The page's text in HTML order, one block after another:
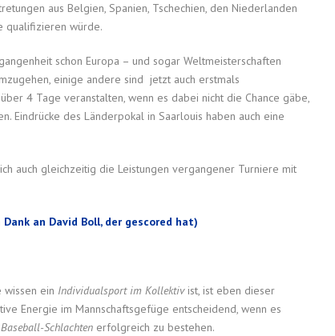
aus Belgien, Spanien, Tschechien, den Niederlanden
qualifizieren würde.
schon Europa – und sogar Weltmeisterschaften
einige andere sind jetzt auch erstmals
4 Tage veranstalten, wenn es dabei nicht die Chance gäbe,
Eindrücke des Länderpokal in Saarlouis haben auch eine
auch gleichzeitig die Leistungen vergangener Turniere mit
an David Boll, der gescored hat)
ein Individualsport im Kollektiv ist, ist eben dieser
Energie im Mannschaftsgefüge entscheidend, wenn es
Baseball-Schlachten erfolgreich zu bestehen.